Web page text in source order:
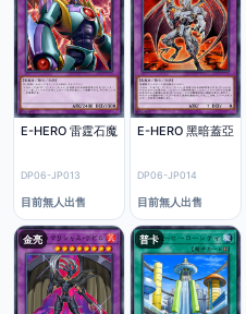
E-HERO 雷霆石魔
DP06-JP013
目前無人出售
E-HERO 黑暗蓋亞
DP06-JP014
目前無人出售
金亮 普卡